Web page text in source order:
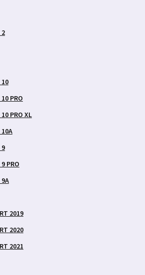
2
10
PRO
PRO XL
10A
9
PRO
9A
2019
2020
2021